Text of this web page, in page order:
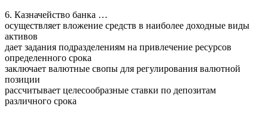
6. Казначейство банка …
осуществляет вложение средств в наиболее доходные виды
активов
дает задания подразделениям на привлечение ресурсов
определенного срока
заключает валютные свопы для регулирования валютной
позиции
рассчитывает целесообразные ставки по депозитам
различного срока